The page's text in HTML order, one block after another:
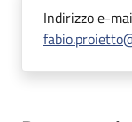
Indirizzo e-